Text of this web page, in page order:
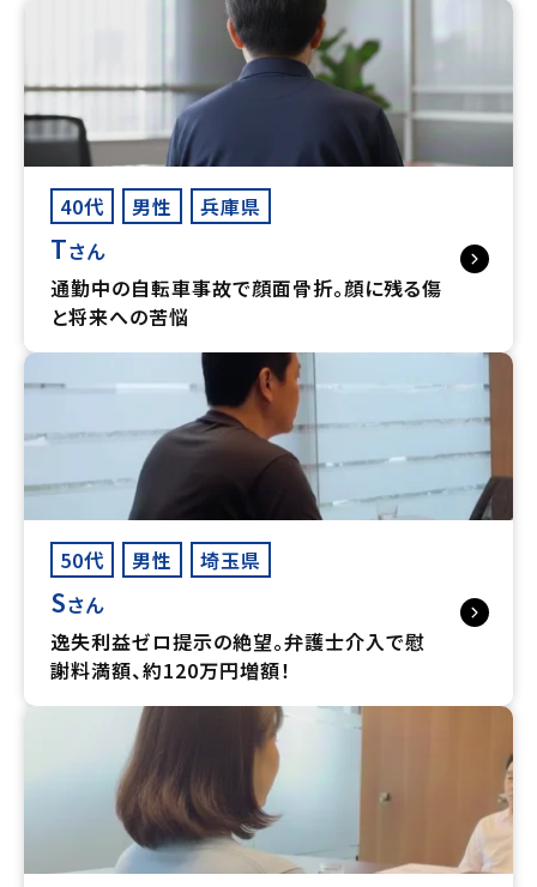
40代 男性 兵庫県
Tさん
通勤中の自転車事故で顔面骨折。顔に残る傷
と将来への苦悩
50代 男性 埼玉県
Sさん
逸失利益ゼロ提示の絶望。弁護士介入で慰
謝料満額、約120万円増額！